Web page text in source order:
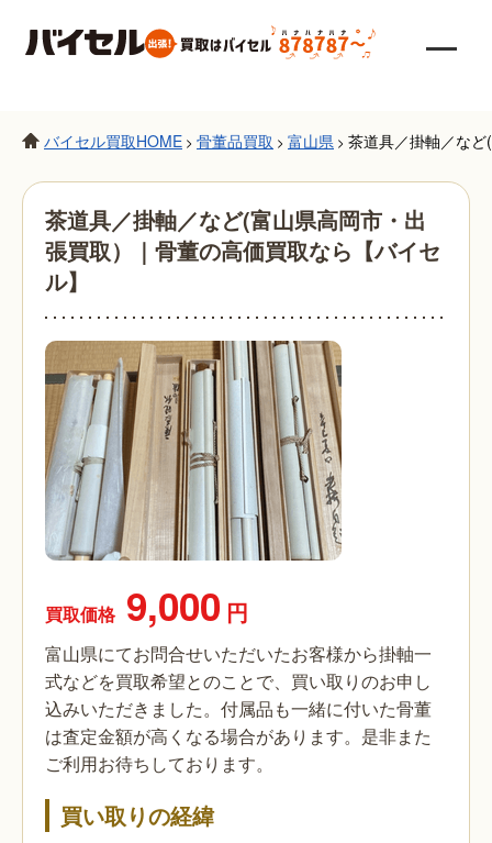
バイセル買取HOME > 骨董品買取 > 富山県 > 茶道具／掛軸／な
茶道具／掛軸／など(富山県高岡市・出
張買取）｜骨董の高価買取なら【バイセ
ル】
買取価格 9,000 円
富山県にてお問合せいただいたお客様から掛軸一
式などを買取希望とのことで、買い取りのお申し
込みいただきました。付属品も一緒に付いた骨董
は査定金額が高くなる場合があります。是非また
ご利用お待ちしております。
買い取りの経緯